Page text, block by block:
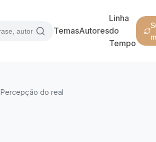
TemasAutores
Linha
do
Tempo
Percepção do real